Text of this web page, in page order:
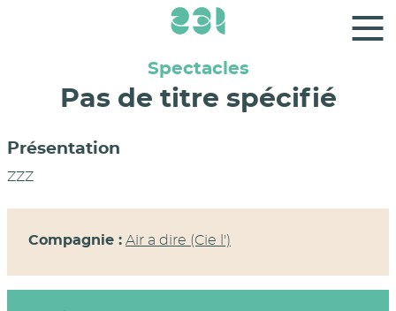
Panneau de gestion des cookies
Spectacles
Pas de titre spécifié
Présentation
ZZZ
Compagnie : Air a dire (Cie l')